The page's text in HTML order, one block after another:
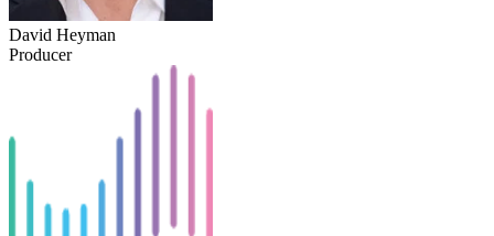
David Heyman
Producer